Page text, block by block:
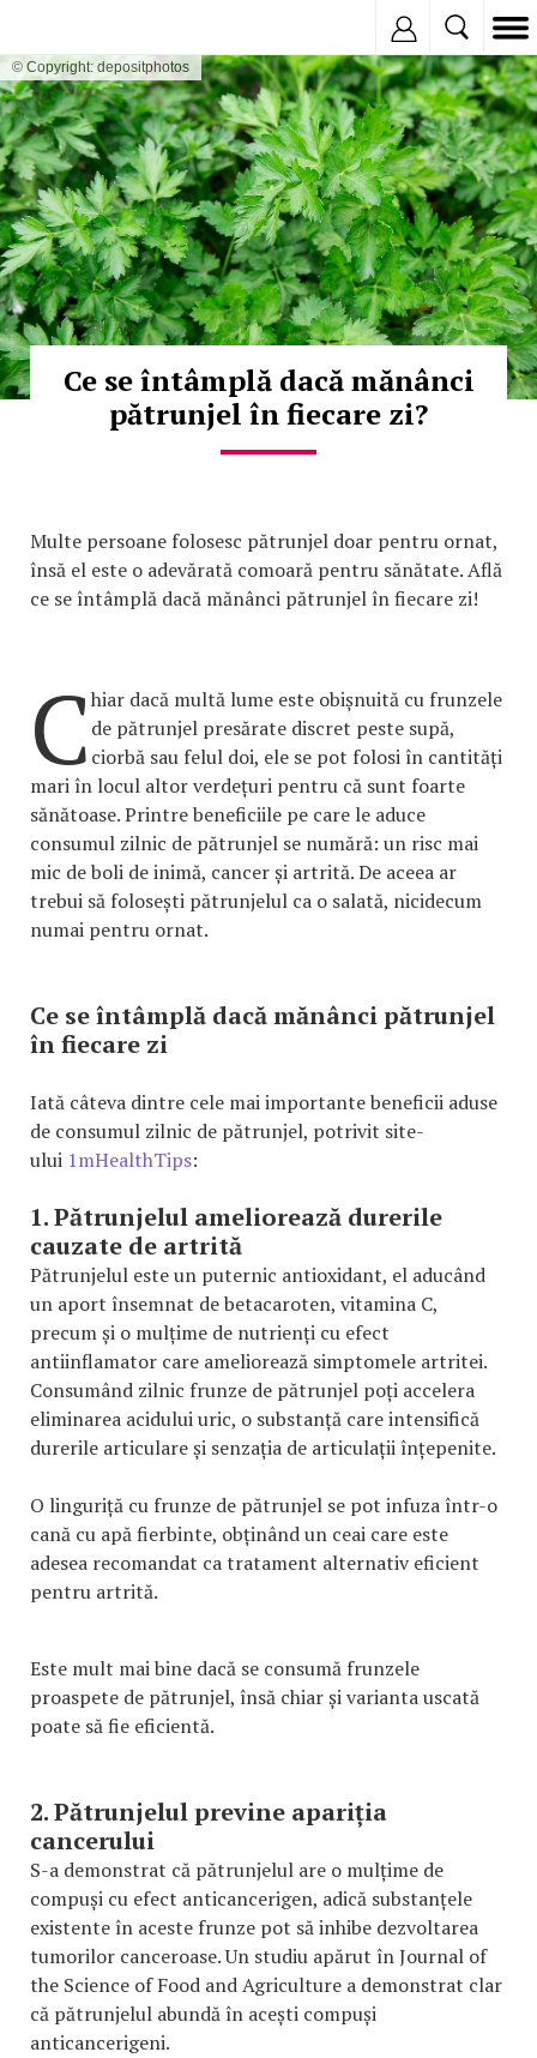
© Copyright: depositphotos
Ce se întâmplă dacă mănânci
pătrunjel în fiecare zi?
Multe persoane folosesc pătrunjel doar pentru ornat,
însă el este o adevărată comoară pentru sănătate. Află
ce se întâmplă dacă mănânci pătrunjel în fiecare zi!
Chiar dacă multă lume este obișnuită cu frunzele
de pătrunjel presărate discret peste supă,
ciorbă sau felul doi, ele se pot folosi în cantități
mari în locul altor verdețuri pentru că sunt foarte
sănătoase. Printre beneficiile pe care le aduce
consumul zilnic de pătrunjel se numără: un risc mai
mic de boli de inimă, cancer și artrită. De aceea ar
trebui să folosești pătrunjelul ca o salată, nicidecum
numai pentru ornat.
Ce se întâmplă dacă mănânci pătrunjel
în fiecare zi
Iată câteva dintre cele mai importante beneficii aduse
de consumul zilnic de pătrunjel, potrivit site-
ului 1mHealthTips:
1. Pătrunjelul ameliorează durerile
cauzate de artrită
Pătrunjelul este un puternic antioxidant, el aducând
un aport însemnat de betacaroten, vitamina C,
precum și o mulțime de nutrienți cu efect
antiinflamator care ameliorează simptomele artritei.
Consumând zilnic frunze de pătrunjel poți accelera
eliminarea acidului uric, o substanță care intensifică
durerile articulare și senzația de articulații înțepenite.
O linguriță cu frunze de pătrunjel se pot infuza într-o
cană cu apă fierbinte, obținând un ceai care este
adesea recomandat ca tratament alternativ eficient
pentru artrită.
Este mult mai bine dacă se consumă frunzele
proaspete de pătrunjel, însă chiar și varianta uscată
poate să fie eficientă.
2. Pătrunjelul previne apariția
cancerului
S-a demonstrat că pătrunjelul are o mulțime de
compuși cu efect anticancerigen, adică substanțele
existente în aceste frunze pot să inhibe dezvoltarea
tumorilor canceroase. Un studiu apărut în Journal of
the Science of Food and Agriculture a demonstrat clar
că pătrunjelul abundă în acești compuși
anticancerigeni.